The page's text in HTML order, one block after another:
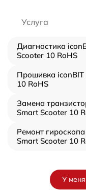
Услуга
Диагностика
Scooter 10 RoHS
Прошивка iconBIT
10 RoHS
Замена
Smart Scooter 10
Ремонт
Smart Scooter 10
У